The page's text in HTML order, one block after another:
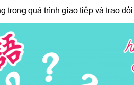
trong quá trình giao tiếp và trao